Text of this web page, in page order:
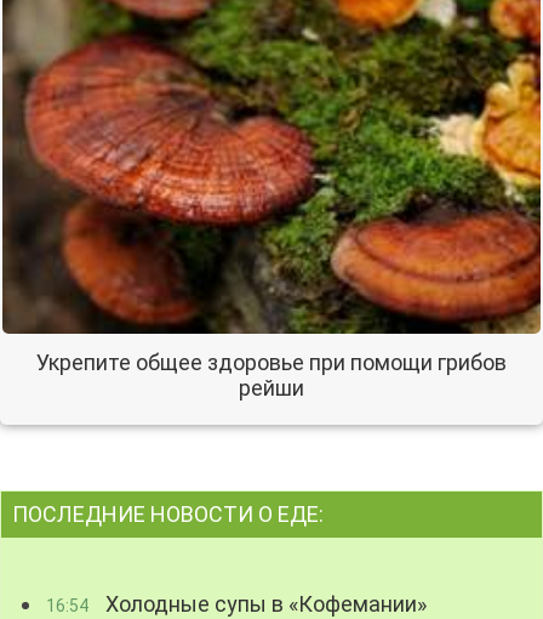
Укрепите общее здоровье при помощи грибов
рейши
ПОСЛЕДНИЕ НОВОСТИ О ЕДЕ:
16:54 Холодные супы в «Кофемании»